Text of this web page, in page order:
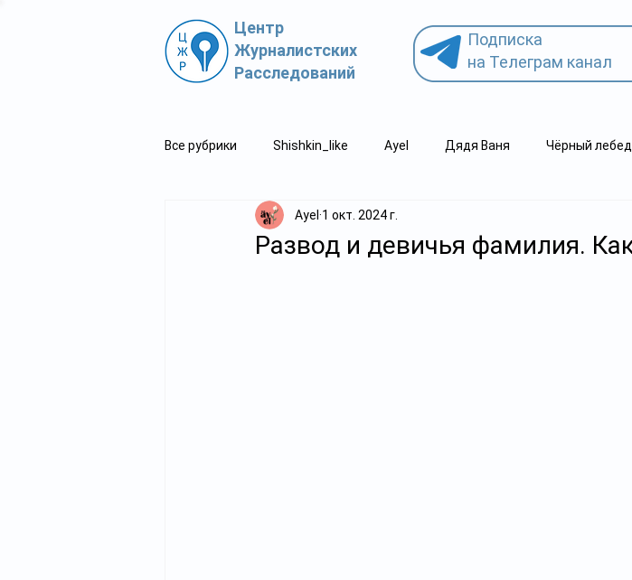
Центр
Журналистских
Расследований
Подписка
на Телеграм канал
Все рубрики Shishkin_like Ayel Дядя Ваня Чёрный
Политпросвет.kz Свидетель.kz
Развод и девичья фамилия.
Ayel 1 окт. 2024 г.